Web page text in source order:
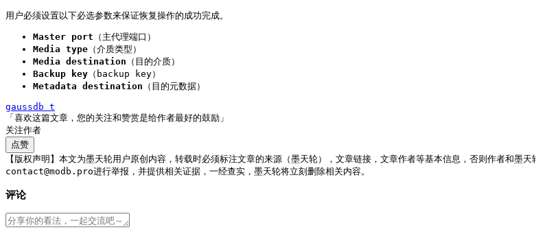
用户必须设置以下必选参数来保证恢复操作的成功完成。
Master port （主代理端口）
Media type （介质类型）
Media destination （目的介质）
Backup key （backup key）
Metadata destination （目的元数据）
gaussdb t
「喜欢这篇文章，您的关注和赞赏是给作者最好的鼓励」
关注作者
点赞
【版权声明】本文为墨天轮用户原创内容，转载时必须标注文章的来源（墨天轮），文章链接，文章作者等基本信息，否则作者和墨
contact@modb.pro进行举报，并提供相关证据，一经查实，墨天轮将立刻删除相关内容。
评论